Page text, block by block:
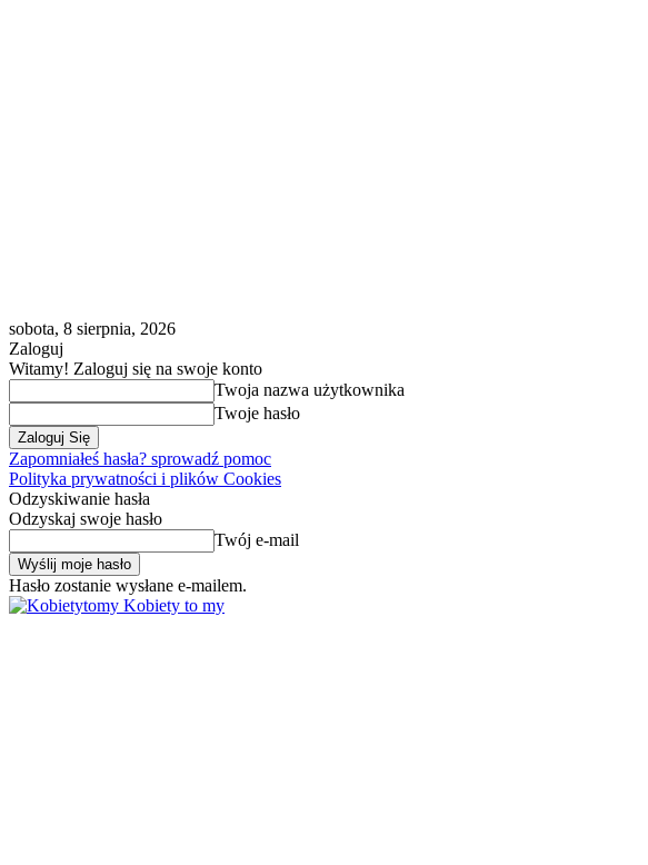
sobota, 8 sierpnia, 2026
Zaloguj
Witamy! Zaloguj się na swoje konto
Twoja nazwa użytkownika
Twoje hasło
Zapomniałeś hasła? sprowadź pomoc
Polityka prywatności i plików Cookies
Odzyskiwanie hasła
Odzyskaj swoje hasło
Twój e-mail
Hasło zostanie wysłane e-mailem.
Kobiety to my